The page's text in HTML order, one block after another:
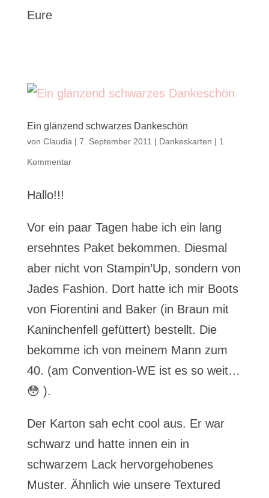
Eure
Ein glänzend schwarzes Dankeschön
von Claudia | 7. September 2011 | Dankeskarten | 1
Kommentar
Hallo!!!
Vor ein paar Tagen habe ich ein lang
ersehntes Paket bekommen. Diesmal
aber nicht von Stampin’Up, sondern von
Jades Fashion. Dort hatte ich mir Boots
von Fiorentini and Baker (in Braun mit
Kaninchenfell gefüttert) bestellt. Die
bekomme ich von meinem Mann zum
40. (am Convention-WE ist es so weit…
😳 ).
Der Karton sah echt cool aus. Er war
schwarz und hatte innen ein in
schwarzem Lack hervorgehobenes
Muster. Ähnlich wie unsere Textured